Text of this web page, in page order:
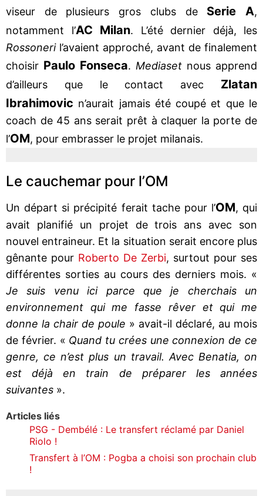
viseur de plusieurs gros clubs de Serie A,
notamment l’AC Milan. L’été dernier déjà, les
Rossoneri l’avaient approché, avant de finalement
choisir Paulo Fonseca. Mediaset nous apprend
d’ailleurs que le contact avec Zlatan
Ibrahimovic n’aurait jamais été coupé et que le
coach de 45 ans serait prêt à claquer la porte de
l’OM, pour embrasser le projet milanais.
Le cauchemar pour l’OM
Un départ si précipité ferait tache pour l’OM, qui
avait planifié un projet de trois ans avec son
nouvel entraineur. Et la situation serait encore plus
gênante pour Roberto De Zerbi, surtout pour ses
différentes sorties au cours des derniers mois. «
Je suis venu ici parce que je cherchais un
environnement qui me fasse rêver et qui me
donne la chair de poule » avait-il déclaré, au mois
de février. « Quand tu crées une connexion de ce
genre, ce n’est plus un travail. Avec Benatia, on
est déjà en train de préparer les années
suivantes ».
Articles liés
PSG - Dembélé : Le transfert réclamé par Daniel
Riolo !
Transfert à l’OM : Pogba a choisi son prochain club
!